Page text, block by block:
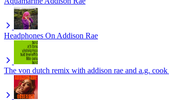
Headphones On Addison Rae
The von dutch remix with addison rae and a.g. cook